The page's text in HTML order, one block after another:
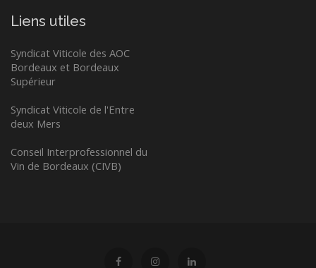
Liens utiles
Syndicat Viticole des AOC
Bordeaux et Bordeaux
Supérieur
Syndicat Viticole de l'Entre
deux Mers
Conseil Interprofessionnel du
Vin de Bordeaux (CIVB)